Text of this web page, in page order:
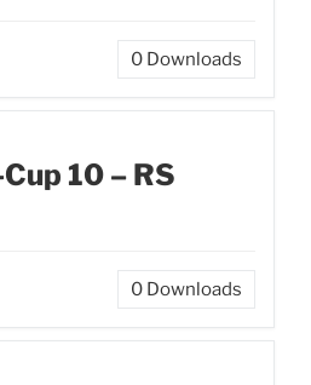
0 Downloads
10 – RS
0 Downloads